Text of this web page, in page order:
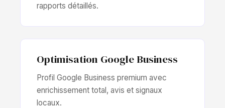
rapports détaillés.
Optimisation Google Business
Profil Google Business premium avec
enrichissement total, avis et signaux
locaux.